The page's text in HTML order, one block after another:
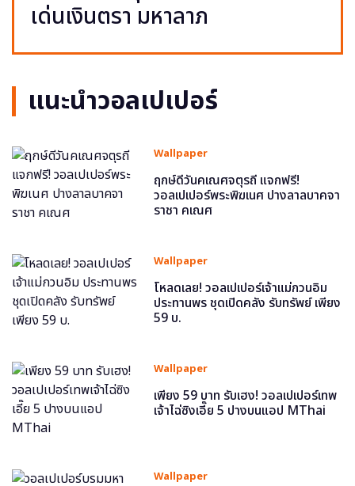
เด่นเงินตรา มหาลาภ
แนะนำวอลเปเปอร์
Wallpaper
ฤกษ์ดีวันคเณศจตุรถี แจกฟรี!
วอลเปเปอร์พระพิฆเนศ ปางลาลบาคจา
ราชา คเณศ
Wallpaper
โหลดเลย! วอลเปเปอร์เจ้าแม่กวนอิม
ประทานพร ชุดเปิดคลัง รับทรัพย์ เพียง
59 บ.
Wallpaper
เพียง 59 บาท รับเฮง! วอลเปเปอร์เทพ
เจ้าไฉ่ซิงเอี๊ย 5 ปางบนแอป MThai
Wallpaper